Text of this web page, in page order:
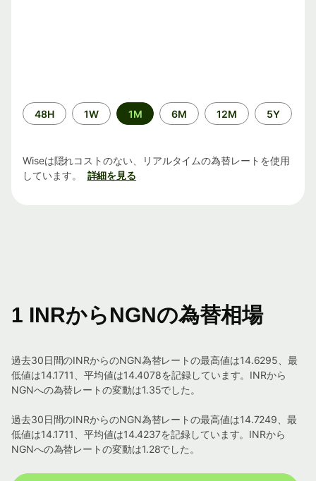
期
間
48H 1W 1M 6M 12M 5Y
Wiseは隠れコストのない、リアルタイムの為替レートを使用
しています。
詳細を見る
1 INRからNGNの為替相場
過去30日間のINRからのNGN為替レートの最高値は14.6295、最
低値は14.1711、平均値は14.4078を記録しています。INRから
NGNへの為替レートの変動は1.35でした。
過去30日間のINRからのNGN為替レートの最高値は14.7249、最
低値は14.1711、平均値は14.4237を記録しています。INRから
NGNへの為替レートの変動は1.28でした。